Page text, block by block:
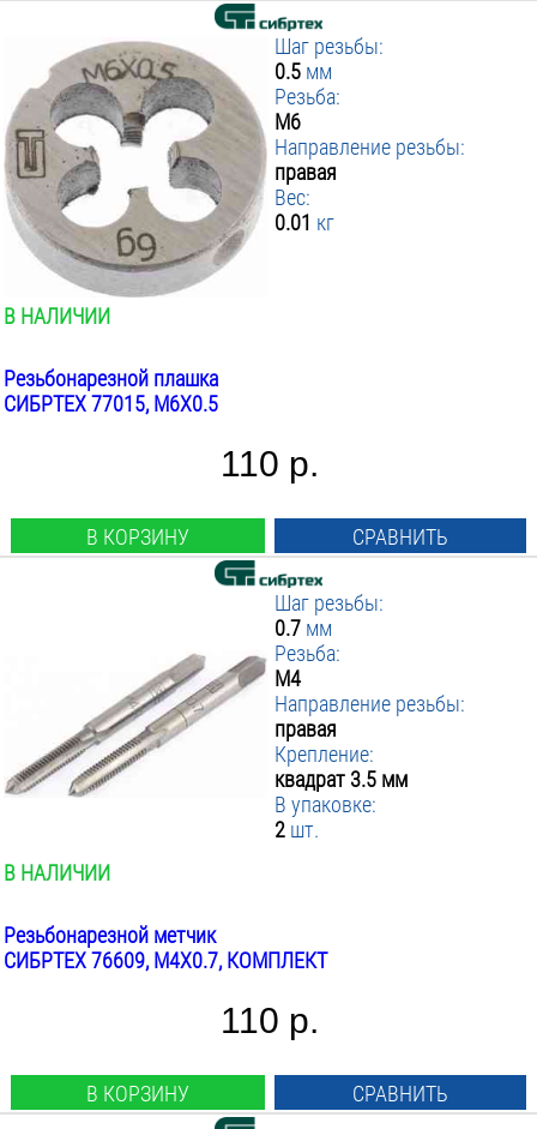
Шаг резьбы:
0.5 мм
Резьба:
М6
Направление резьбы:
правая
Вес:
0.01 кг
В НАЛИЧИИ
Резьбонарезной плашка
СИБРТЕХ 77015, М6Х0.5
110 р.
В КОРЗИНУ СРАВНИТЬ
Шаг резьбы:
0.7 мм
Резьба:
М4
Направление резьбы:
правая
Крепление:
квадрат 3.5 мм
В упаковке:
2 шт.
В НАЛИЧИИ
Резьбонарезной метчик
СИБРТЕХ 76609, М4Х0.7, КОМПЛЕКТ
110 р.
В КОРЗИНУ СРАВНИТЬ